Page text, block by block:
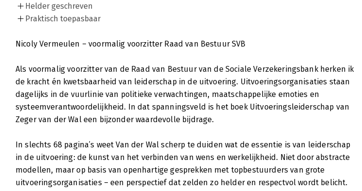
Helder geschreven
Praktisch toepasbaar
Nicoly Vermeulen – voormalig voorzitter Raad van Bestuur SVB
Als voormalig voorzitter van de Raad van Bestuur van de Sociale Verzekeringsbank herken ik
de kracht én kwetsbaarheid van leiderschap in de uitvoering. Uitvoeringsorganisaties staan
dagelijks in de vuurlinie van politieke verwachtingen, maatschappelijke emoties en
systeemverantwoordelijkheid. In dat spanningsveld is het boek Uitvoeringsleiderschap van
Zeger van der Wal een bijzonder waardevolle bijdrage.
In slechts 68 pagina’s weet Van der Wal scherp te duiden wat de essentie is van leiderschap
in de uitvoering: de kunst van het verbinden van wens en werkelijkheid. Niet door abstracte
modellen, maar op basis van openhartige gesprekken met topbestuurders van grote
uitvoeringsorganisaties – een perspectief dat zelden zo helder en respectvol wordt belicht.